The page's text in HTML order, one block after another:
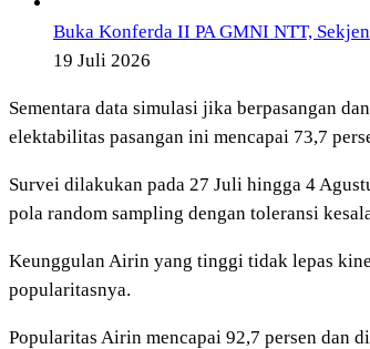
Buka Konferda II PA GMNI NTT,
19 Juli 2026
Sementara data simulasi jika berpasangan
elektabilitas pasangan ini mencapai 73,7
Survei dilakukan pada 27 Juli hingga 4
pola random sampling dengan toleransi
Keunggulan Airin yang tinggi tidak lepas
popularitasnya.
Popularitas Airin mencapai 92,7 persen dan